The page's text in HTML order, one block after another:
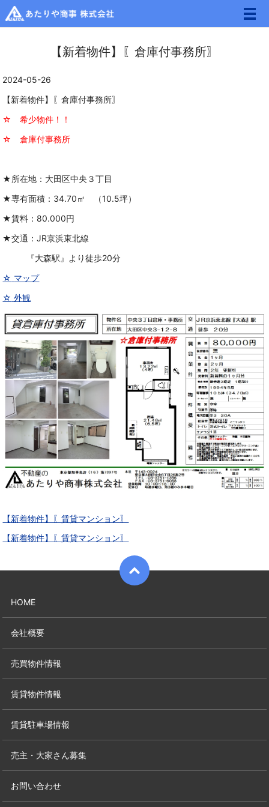
メ
【新着物件】〖倉庫付事務所〗
2024-05-26
【新着物件】〖倉庫付事務所〗
☆ 希少物件！！
☆ 倉庫付事務所
★所在地：大田区中央３丁目
★専有面積：34.70㎡ （10.5坪）
★賃料：80.000円
★交通：JR京浜東北線
『大森駅』より徒歩20分
☆ マップ
☆ 外観
【新着物件】〖賃貸マンション〗
【新着物件】〖賃貸マンション〗
HOME
会社概要
売買物件情報
賃貸物件情報
賃貸駐車場情報
売主・大家さん募集
お問い合わせ